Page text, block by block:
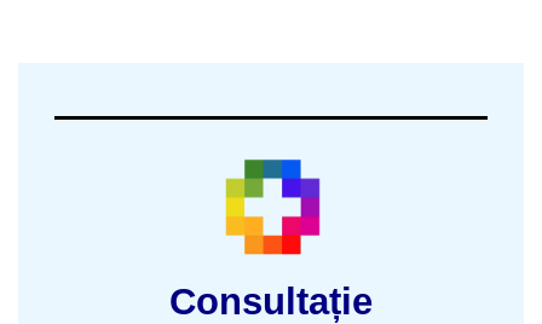
Consultație